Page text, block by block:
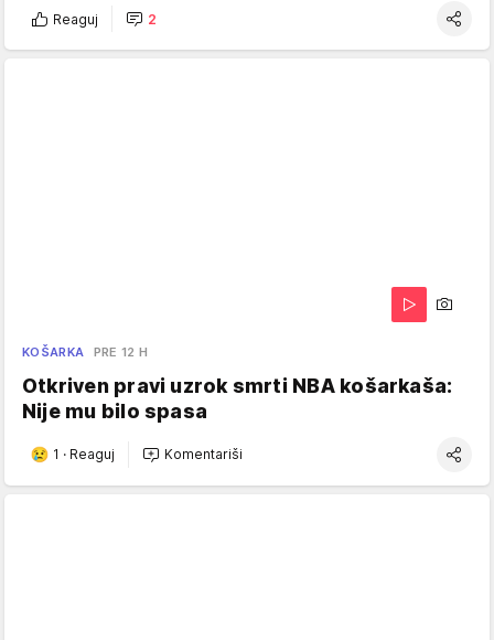
Reaguj 2
KOŠARKA PRE 12 H
Otkriven pravi uzrok smrti NBA košarkaša:
Nije mu bilo spasa
1 · Reaguj Komentariši